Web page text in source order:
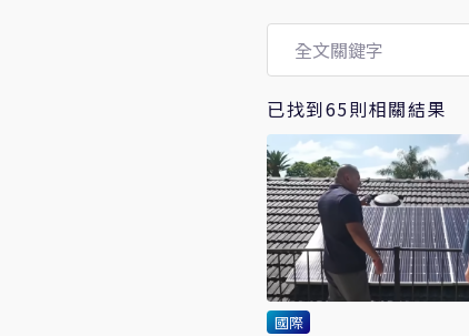
已找到65則相關結果
國際